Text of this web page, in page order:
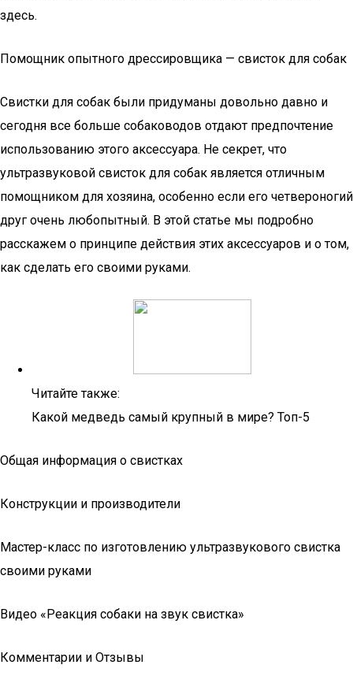
здесь.
Помощник опытного дрессировщика — свисток для собак
Свистки для собак были придуманы довольно давно и
сегодня все больше собаководов отдают предпочтение
использованию этого аксессуара. Не секрет, что
ультразвуковой свисток для собак является отличным
помощником для хозяина, особенно если его четвероногий
друг очень любопытный. В этой статье мы подробно
расскажем о принципе действия этих аксессуаров и о том,
как сделать его своими руками.
Читайте также:
Какой медведь самый крупный в мире? Топ-5
Общая информация о свистках
Конструкции и производители
Мастер-класс по изготовлению ультразвукового свистка
своими руками
Видео «Реакция собаки на звук свистка»
Комментарии и Отзывы